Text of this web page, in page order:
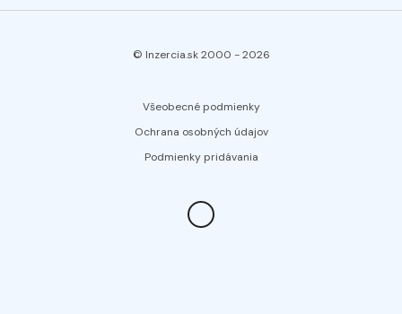
© Inzercia.sk 2000 -2026
Všeobecné podmienky
Ochrana osobných údajov
Podmienky pridávania